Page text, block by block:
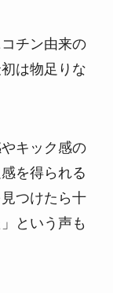
チン由来の
は物足りな
キック感の
を得られる
つけたら十
という声も